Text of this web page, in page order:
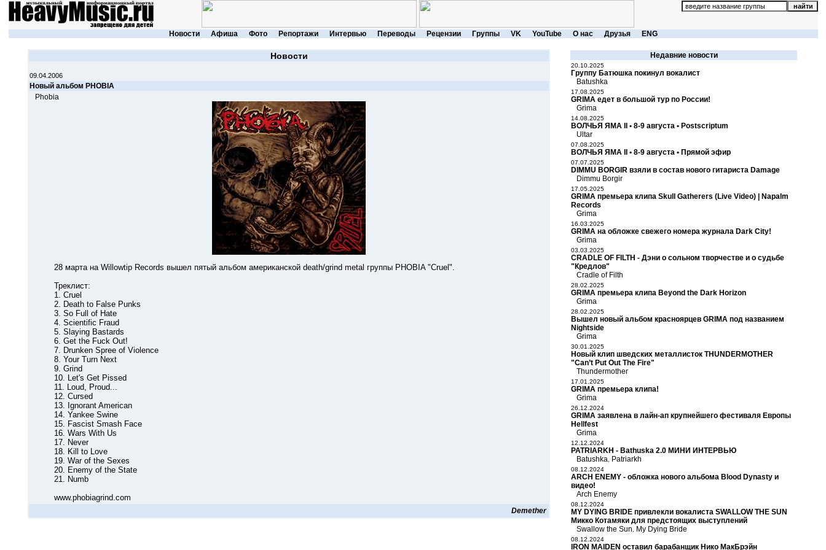
Новости Афиша Фото Репортажи Интервью Переводы Рецензии Группы VK YouTube О нас Друзья ENG
Новости
09.04.2006
Новый альбом PHOBIA
Phobia
28 марта на Willowtip Records вышел пятый альбом американской death/grind metal группы PHOBIA "Cruel".
Треклист:
1. Cruel
2. Death to False Punks
3. So Full of Hate
4. Scientific Fraud
5. Slaying Bastards
6. Get the Fuck Out!
7. Drunken Spree of Violence
8. Your Turn Next
9. Grind
10. Let's Get Pissed
11. Loud, Proud...
12. Cursed
13. Ignorant American
14. Yankee Swine
15. Fascist Smash Face
16. Wars With Us
17. Never
18. Kill to Love
19. War of the Sexes
20. Enemy of the State
21. Numb
www.phobiagrind.com
Demether
Недавние новости
20.10.2025
Группу Батюшка покинул вокалист
Batushka
17.08.2025
GRIMA едет в большой тур по России!
Grima
14.08.2025
ВОЛЧЬЯ ЯМА II • 8-9 августа • Postscriptum
Ultar
07.08.2025
ВОЛЧЬЯ ЯМА II • 8-9 августа • Прямой эфир
07.07.2025
DIMMU BORGIR взяли в состав нового гитариста Damage
Dimmu Borgir
17.05.2025
GRIMA премьера клипа Skull Gatherers (Live Video) | Napalm
Records
Grima
16.03.2025
GRIMA на обложке свежего номера журнала Dark City!
Grima
03.03.2025
CRADLE OF FILTH - Дэни о сольном творчестве и о судьбе
"Кредлов"
Cradle of Filth
28.02.2025
GRIMA премьера клипа Beyond the Dark Horizon
Grima
28.02.2025
Вышел новый альбом красноярцев GRIMA под названием
Nightside
Grima
30.01.2025
Новый клип шведских металлисток THUNDERMOTHER
"Can’t Put Out The Fire"
Thundermother
17.01.2025
GRIMA премьера клипа!
Grima
26.12.2024
GRIMA заявлена в лайн-ап крупнейшего фестиваля Европы
Hellfest
Grima
12.12.2024
PATRIARKH - Bathuska 2.0 МИНИ ИНТЕРВЬЮ
Batushka Patriarkh
08.12.2024
ARCH ENEMY - обложка нового альбома Blood Dynasty и
видео!
Arch Enemy
08.12.2024
MY DYING BRIDE привлекли вокалиста SWALLOW THE SUN
Микко Котамяки для предстоящих выступлений
Swallow the Sun
My Dying Bride
08.12.2024
IRON MAIDEN оставил барабанщик Нико МакБрэйн